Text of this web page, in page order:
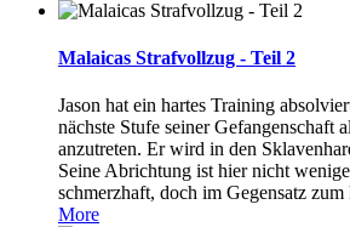
Malaicas Strafvollzug - Teil 2
Jason hat ein hartes Training
nächste Stufe seiner Gefangenschaft
anzutreten. Er wird in den
Seine Abrichtung ist hier nicht
schmerzhaft, doch im Gegensatz
More